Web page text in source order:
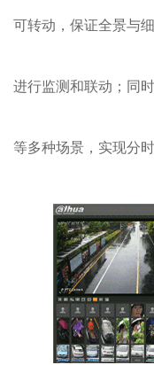
可转动，保证全景与
进行监测和联动；同
等多种场景，实现分